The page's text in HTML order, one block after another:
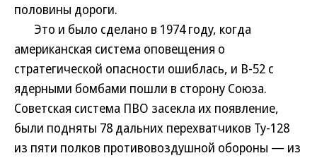
половины дороги.
Это и было сделано в 1974 году, когда
американская система оповещения о
стратегической опасности ошиблась, и В-52 с
ядерными бомбами пошли в сторону Союза.
Советская система ПВО засекла их появление,
были подняты 78 дальних перехватчиков Ту-128
из пяти полков противовоздушной обороны — из